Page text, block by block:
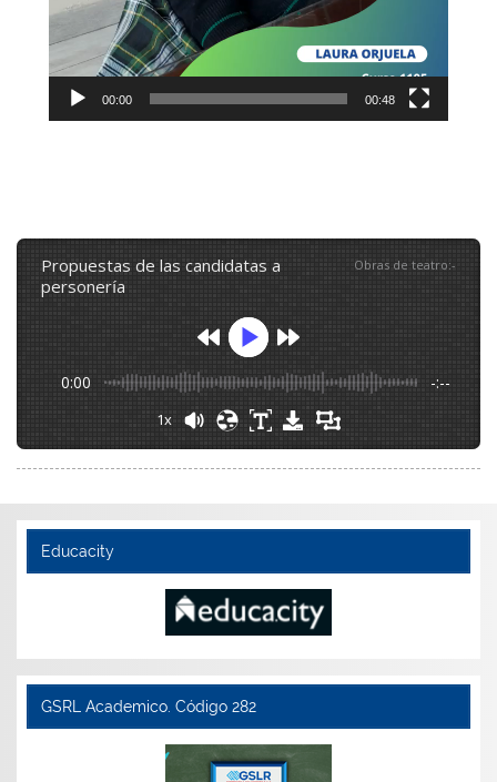
00:00 00:48
propuestas de las candidatas a
personería
Obras de teatro:-
0:00 -:--
1x
Educacity
GSRL Academico. Código 282